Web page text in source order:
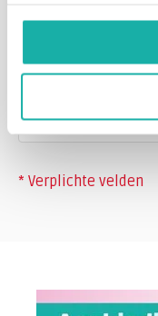
* Verplichte velden